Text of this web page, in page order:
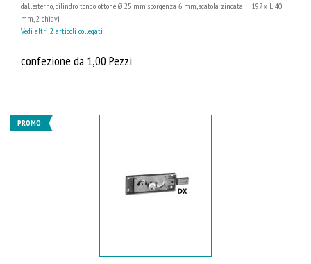
dall’esterno, cilindro tondo ottone Ø 25 mm sporgenza 6 mm, scatola zincata H 197 x L 40
mm, 2 chiavi
Vedi altri 2 articoli collegati
confezione da 1,00 Pezzi
PROMO